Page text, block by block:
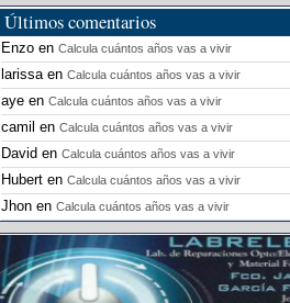
Últimos comentarios
Enzo en Calcula cuántos años vas a vivir
larissaen Calcula cuántos años vas a vivir
aye en Calcula cuántos años vas a vivir
camil en Calcula cuántos años vas a vivir
David en Calcula cuántos años vas a vivir
Hubert en Calcula cuántos años vas a vivir
Jhon en Calcula cuántos años vas a vivir